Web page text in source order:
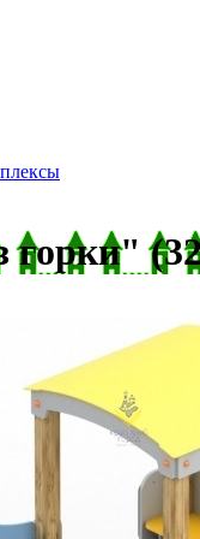
горки"